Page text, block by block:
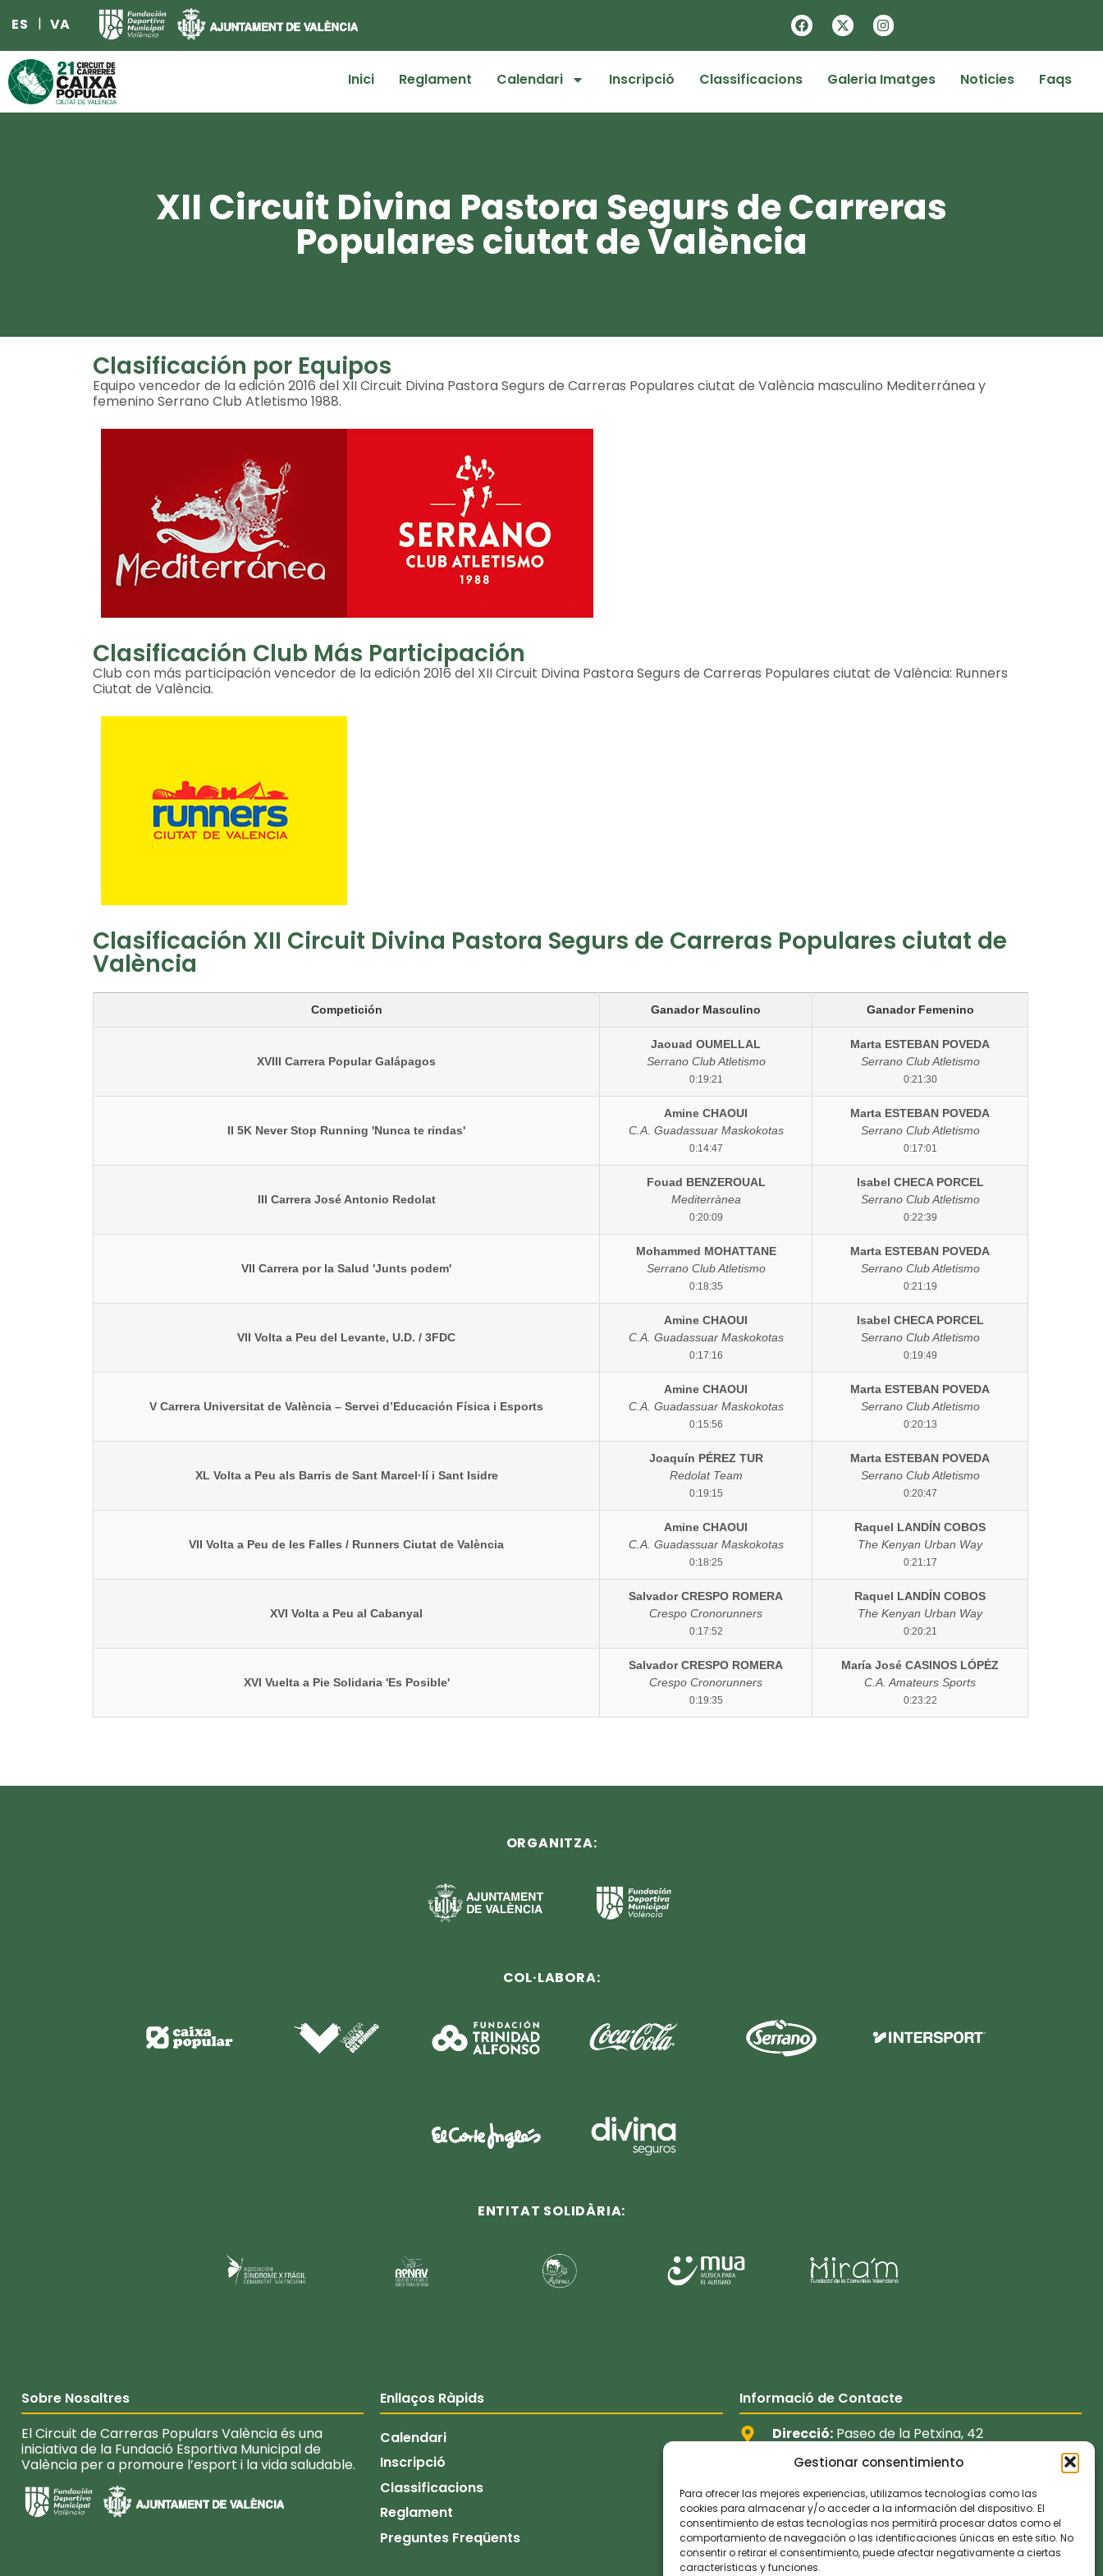
Gestionar consentimiento
Para ofrecer las mejores experiencias, utilizamos tecnologías como las
cookies para almacenar y/o acceder a la información del dispositivo. El
consentimiento de estas tecnologías nos permitirá procesar datos como el
comportamiento de navegación o las identificaciones únicas en este sitio. No
consentir o retirar el consentimiento, puede afectar negativamente a ciertas
características y funciones.
ES VA
Inici Reglament Calendari Inscripció Classificacions Galeria Imatges Noticies Faqs
XII Circuit Divina Pastora Segurs de Carreras
Populares ciutat de València
Clasificación por Equipos
Equipo vencedor de la edición 2016 del XII Circuit Divina Pastora Segurs de Carreras Populares ciutat de València masculino Mediterránea y
femenino Serrano Club Atletismo 1988.
Clasificación Club Más Participación
Club con más participación vencedor de la edición 2016 del XII Circuit Divina Pastora Segurs de Carreras Populares ciutat de València: Runners
Ciutat de València.
Clasificación XII Circuit Divina Pastora Segurs de Carreras Populares ciutat de
València
Competición Ganador Masculino Ganador Femenino
XVIII Carrera Popular Galápagos
Jaouad OUMELLAL
Serrano Club Atletismo
0:19:21
Marta ESTEBAN POVEDA
Serrano Club Atletismo
0:21:30
II 5K Never Stop Running 'Nunca te rindas'
Amine CHAOUI
C.A. Guadassuar Maskokotas
0:14:47
Marta ESTEBAN POVEDA
Serrano Club Atletismo
0:17:01
III Carrera José Antonio Redolat
Fouad BENZEROUAL
Mediterrànea
0:20:09
Isabel CHECA PORCEL
Serrano Club Atletismo
0:22:39
VII Carrera por la Salud 'Junts podem'
Mohammed MOHATTANE
Serrano Club Atletismo
0:18:35
Marta ESTEBAN POVEDA
Serrano Club Atletismo
0:21:19
VII Volta a Peu del Levante, U.D. / 3FDC
Amine CHAOUI
C.A. Guadassuar Maskokotas
0:17:16
Isabel CHECA PORCEL
Serrano Club Atletismo
0:19:49
V Carrera Universitat de València – Servei d’Educación Física i Esports
Amine CHAOUI
C.A. Guadassuar Maskokotas
0:15:56
Marta ESTEBAN POVEDA
Serrano Club Atletismo
0:20:13
XL Volta a Peu als Barris de Sant Marcel·lí i Sant Isidre
Joaquín PÉREZ TUR
Redolat Team
0:19:15
Marta ESTEBAN POVEDA
Serrano Club Atletismo
0:20:47
VII Volta a Peu de les Falles / Runners Ciutat de València
Amine CHAOUI
C.A. Guadassuar Maskokotas
0:18:25
Raquel LANDÍN COBOS
The Kenyan Urban Way
0:21:17
XVI Volta a Peu al Cabanyal
Salvador CRESPO ROMERA
Crespo Cronorunners
0:17:52
Raquel LANDÍN COBOS
The Kenyan Urban Way
0:20:21
XVI Vuelta a Pie Solidaria 'Es Posible'
Salvador CRESPO ROMERA
Crespo Cronorunners
0:19:35
María José CASINOS LÓPÉZ
C.A. Amateurs Sports
0:23:22
ORGANITZA:
COL·LABORA:
ENTITAT SOLIDÀRIA:
Sobre Nosaltres
El Circuit de Carreras Populars València és una
iniciativa de la Fundació Esportiva Municipal de
València per a promoure l’esport i la vida saludable.
Enllaços Ràpids
Calendari
Inscripció
Classificacions
Reglament
Preguntes Freqüents
Informació de Contacte
Direcció:Paseo de la Petxina, 42
Telèfon:+34 96 354 83 00
Email:
informacion@fdmvalencia.es
Segueix-nos